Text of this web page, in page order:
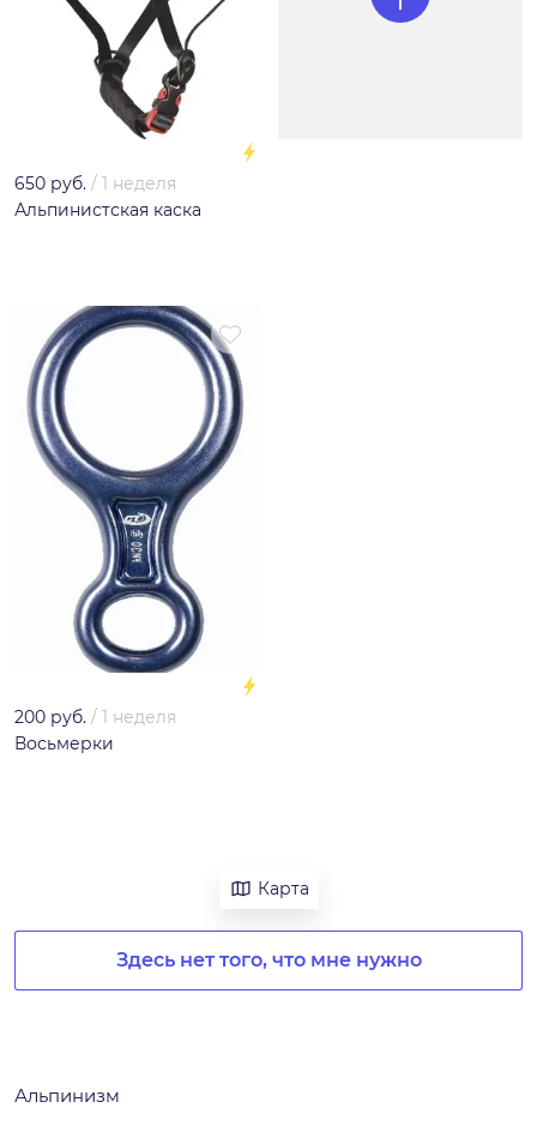
650 руб. / 1 неделя
Альпинистская каска
200 руб. / 1 неделя
Восьмерки
Карта
Здесь нет того, что мне нужно
Альпинизм